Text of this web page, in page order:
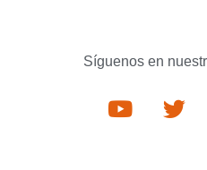
Síguenos en